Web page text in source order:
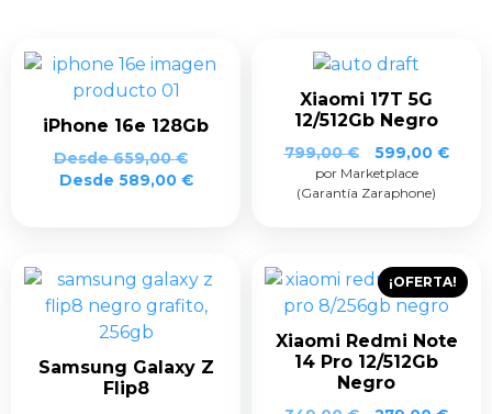
iPhone 16e 128Gb
Desde659,00€
Desde 589,00 €
Xiaomi 17T 5G
12/512Gb Negro
799,00€
El
precio
original
599,00 €El
por Marketplace
(Garantía Zaraphone)
Samsung Galaxy Z
Flip8
¡OFERTA!
Xiaomi Redmi Note
14 Pro 12/512Gb
Negro